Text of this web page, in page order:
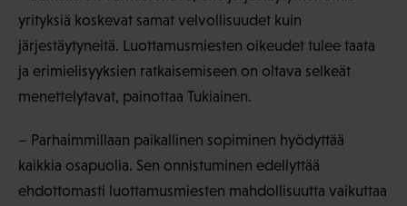
yrityksiä koskevat samat velvollisuudet kuin
järjestäytyneitä. Luottamusmiesten oikeudet tulee taata
ja erimielisyyksien ratkaisemiseen on oltava selkeät
menettelytavat, painottaa Tukiainen.
– Parhaimmillaan paikallinen sopiminen hyödyttää
kaikkia osapuolia. Sen onnistuminen edellyttää
ehdottomasti luottamusmiesten mahdollisuutta vaikuttaa